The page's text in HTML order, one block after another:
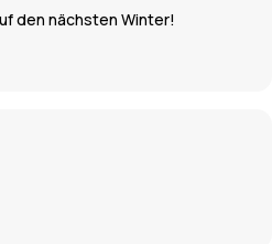
den nächsten Winter!